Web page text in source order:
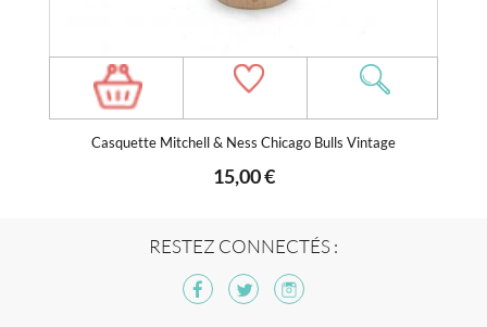
Casquette Mitchell & Ness Chicago Bulls Vintage
15,00 €
RESTEZ CONNECTÉS :